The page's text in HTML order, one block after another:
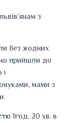
з
без жодних
прийшли до
онуками, мами з
1год. 20 хв. в